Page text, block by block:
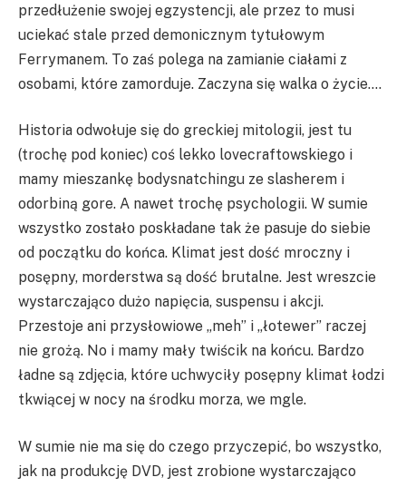
przedłużenie swojej egzystencji, ale przez to musi
uciekać stale przed demonicznym tytułowym
Ferrymanem. To zaś polega na zamianie ciałami z
osobami, które zamorduje. Zaczyna się walka o życie….
Historia odwołuje się do greckiej mitologii, jest tu
(trochę pod koniec) coś lekko lovecraftowskiego i
mamy mieszankę bodysnatchingu ze slasherem i
odorbiną gore. A nawet trochę psychologii. W sumie
wszystko zostało poskładane tak że pasuje do siebie
od początku do końca. Klimat jest dość mroczny i
posępny, morderstwa są dość brutalne. Jest wreszcie
wystarczająco dużo napięcia, suspensu i akcji.
Przestoje ani przysłowiowe „meh” i „łotewer” raczej
nie grożą. No i mamy mały twiścik na końcu. Bardzo
ładne są zdjęcia, które uchwyciły posępny klimat łodzi
tkwiącej w nocy na środku morza, we mgle.
W sumie nie ma się do czego przyczepić, bo wszystko,
jak na produkcję DVD, jest zrobione wystarczająco